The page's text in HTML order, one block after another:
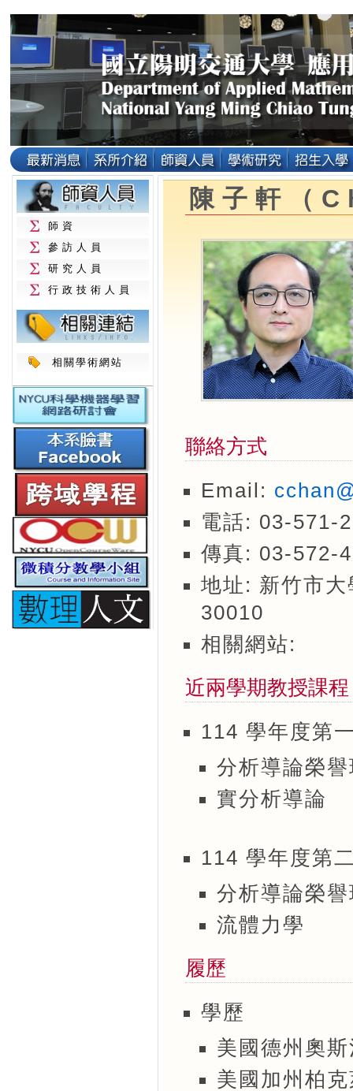
師資
參訪人員
研究人員
行政技術人員
相關學術網站
陳子軒（
聯絡方式
Email:
電話: 03-571-
傳真: 03-572-
地址: 新竹市
30010
相關網站:
近兩學期教授課程
114 學年度第
分析導論榮
實分析導論
114 學年度第
分析導論榮
流體力學
履歷
學歷
美國德州奧
美國加州柏